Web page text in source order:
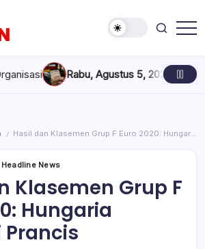
Rabu, Agustus 5, 2026 , 11:44 AM
/ Hasil dan Klasemen Grup F Euro 2020: Hungaria Imbangi Prancis
Headline News
Klasemen Grup F
Hungaria